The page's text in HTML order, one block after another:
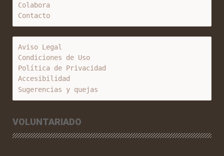
Colabora
Contacto
Aviso Legal
Condiciones de Uso
Política de Privacidad
Accesibilidad
Sugerencias y quejas
VOLUNTARIADO